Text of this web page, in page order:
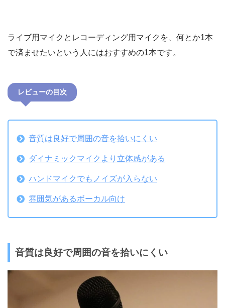
ライブ用マイクとレコーディング用マイクを、何とか1本
で済ませたいという人にはおすすめの1本です。
レビューの目次
音質は良好で周囲の音を拾いにくい
ダイナミックマイクより立体感がある
ハンドマイクでもノイズが入らない
雰囲気があるボーカル向け
音質は良好で周囲の音を拾いにくい